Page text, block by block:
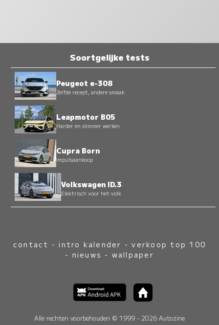
Soortgelijke tests
Peugeot e-308
Zelfde recept, andere smaak
Leapmotor B05
Harder en slimmer werken
Cupra Born
Impulsaankoop
Volkswagen ID.3
Elektrisch voor het volk
contact -intro kalender -verkoop top 100
- nieuws - wallpaper
Alle rechten voorbehouden © 1999 - 2026 Autozine